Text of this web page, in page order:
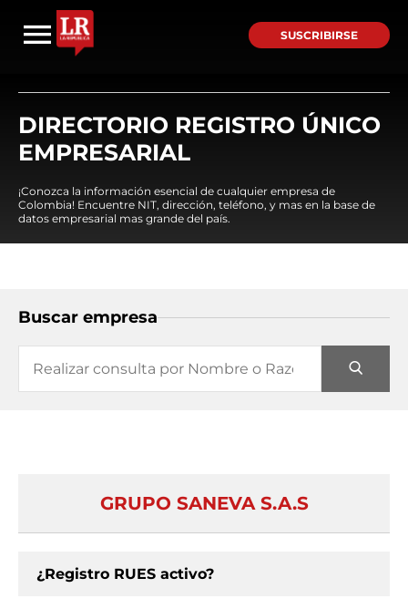
SUSCRIBIRSE
DIRECTORIO REGISTRO ÚNICO
EMPRESARIAL
¡Conozca la información esencial de cualquier empresa de
Colombia! Encuentre NIT, dirección, teléfono, y mas en la base de
datos empresarial mas grande del país.
Buscar empresa
GRUPO SANEVA S.A.S
¿Registro RUES activo?